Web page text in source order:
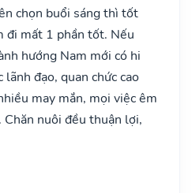
chọn buổi sáng thì tốt
đi mất 1 phần tốt. Nếu
hướng Nam mới có hi
đạo, quan chức cao
may mắn, mọi việc êm
nuôi đều thuận lợi,